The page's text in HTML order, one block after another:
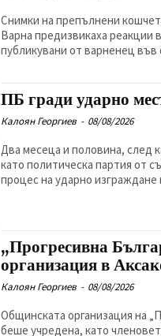
Снимки на препълнени
Варна предизвикаха реакции
публикувани от варненец във
ПБ гради ударно
Калоян Георгиев - 08/08/2026
Два месеца и половина, след
като политическа партия от
процес на ударно изграждане
„Прогресивна
организация в
Калоян Георгиев - 08/08/2026
Общинската организация на
беше учредена, като